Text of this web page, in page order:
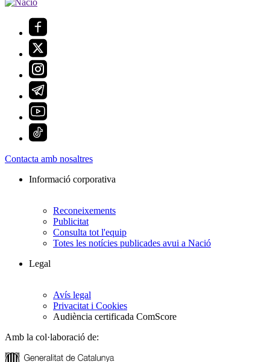
Contacta amb nosaltres
Informació corporativa
Reconeixements
Publicitat
Consulta tot l'equip
Totes les notícies publicades avui a Nació
Legal
Avís legal
Privacitat i Cookies
Audiència certificada ComScore
Amb la col·laboració de: